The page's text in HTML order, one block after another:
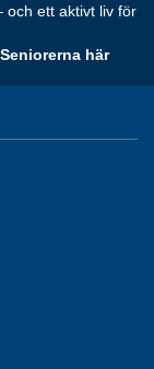
och ett aktivt liv för
här